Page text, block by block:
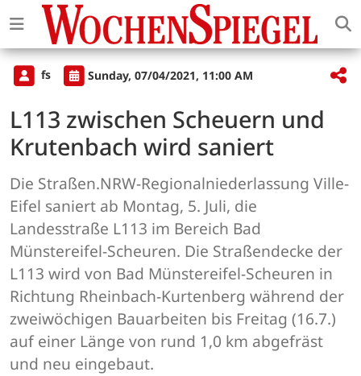
fs Sunday, 07/04/2021, 11:00 AM
L113 zwischen Scheuern und
Krutenbach wird saniert
Die Straßen.NRW-Regionalniederlassung Ville-
Eifel saniert ab Montag, 5. Juli, die
Landesstraße L113 im Bereich Bad
Münstereifel-Scheuren. Die Straßendecke der
L113 wird von Bad Münstereifel-Scheuren in
Richtung Rheinbach-Kurtenberg während der
zweiwöchigen Bauarbeiten bis Freitag (16.7.)
auf einer Länge von rund 1,0 km abgefräst
und neu eingebaut.